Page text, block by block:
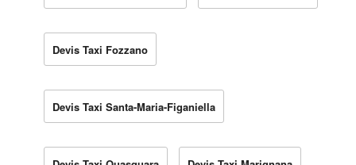
Devis Taxi Fozzano
Devis Taxi Santa-Maria-Figaniella